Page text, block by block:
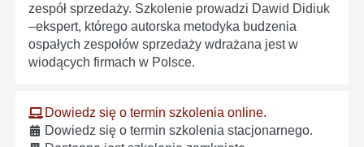
zespół sprzedaży. Szkolenie prowadzi Dawid Didiuk
–ekspert, którego autorska metodyka budzenia
ospałych zespołów sprzedaży wdrażana jest w
wiodących firmach w Polsce.
Dowiedz się o termin szkolenia online.
Dowiedz się o termin szkolenia stacjonarnego.